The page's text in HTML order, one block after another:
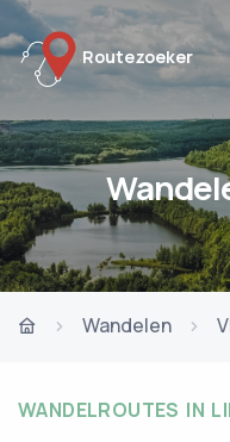
Routezoeker
Wandelen
WANDELROUTES IN